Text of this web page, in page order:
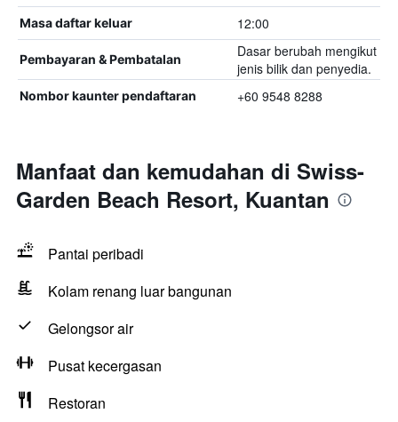
Masa daftar keluar 12:00
Pembayaran & Pembatalan
Dasar berubah mengikut
jenis bilik dan penyedia.
Nombor kaunter pendaftaran +60 9548 8288
Manfaat dan kemudahan di Swiss-
Garden Beach Resort, Kuantan
Pantai peribadi
Kolam renang luar bangunan
Gelongsor air
Pusat kecergasan
Restoran